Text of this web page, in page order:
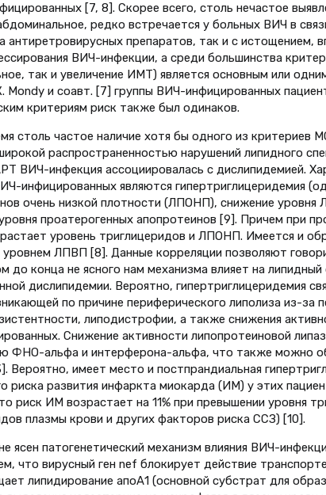
[7, 8]. Скорее всего, столь нечастое
редко встречается у больных ВИЧ в
антиретровирусных препаратов, так и с истощением,
ВИЧ-инфекции, а среди большинства
так и увеличение ИМТ) является основным или
Mondy и соавт. [7] группы ВИЧ-инфицированных
критериям риск также был одинаков.
столь частое наличие хотя бы одного из
распространенностью нарушений липидного
ВИЧ-инфекция ассоциировалась с дислипидемией.
инфицированных являются гипертриглицеридемия
очень низкой плотности (ЛПОНП), снижение
проатерогенных апопротеинов [9]. Причем при
уровень триглицеридов и ЛПОНП. Имеется и
уровнем ЛПВП [8]. Данные корреляции позволяют
до конца не ясного нам механизма влияет на
дислипидемии. Вероятно, гипертриглицеридемия
по причине периферического липолиза из-за
липодистрофии, а также снижения
Снижение активности липопротеиновой
ФНО-альфа и интерферона-альфа, что также можно
Вероятно, имеет место и постпрандиальная
риска развития инфаркта миокарда (ИМ) у этих
риск ИМ возрастает на 11% при превышении уровня
плазмы крови и других факторов риска ССЗ) [10].
ясен патогенетический механизм влияния ВИЧ-
что вирусный ген nef блокирует действие
липидирование апоА1 (основной субстрат для